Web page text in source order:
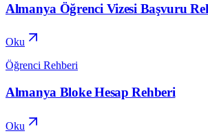
Almanya Öğrenci Vizesi Başvuru
Oku
Öğrenci Rehberi
Almanya Bloke Hesap Rehberi
Oku